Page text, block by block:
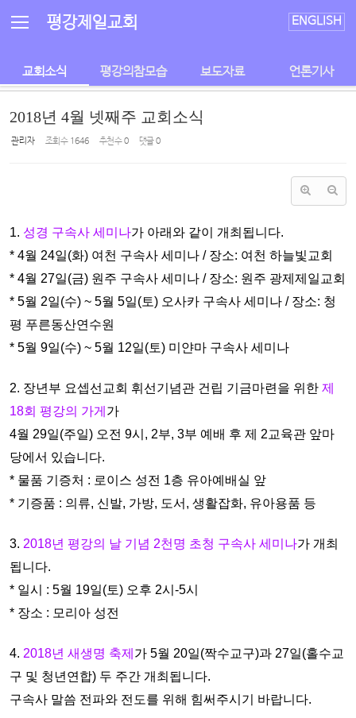
평강제일교회 ENGLISH
교회소식 평강의참모습 보도자료 언론기사
2018년 4월 넷째주 교회소식
관리자 조회 수 1646 추천 수0 댓글0
1. 성경 구속사 세미나가 아래와 같이 개최됩니다.
* 4월 24일(화) 여천 구속사 세미나 / 장소: 여천 하늘빛교회
* 4월 27일(금) 원주 구속사 세미나 / 장소: 원주 광제제일교회
* 5월 2일(수) ~ 5월 5일(토) 오사카 구속사 세미나 / 장소: 청
평 푸른동산연수원
* 5월 9일(수) ~ 5월 12일(토) 미얀마 구속사 세미나
2. 장년부 요셉선교회 휘선기념관 건립 기금마련을 위한 제
18회 평강의 가게 가
4월 29일(주일) 오전 9시, 2부, 3부 예배 후 제 2교육관 앞마
당에서 있습니다.
* 물품 기증처 : 로이스 성전 1층 유아예배실 앞
* 기증품 : 의류, 신발, 가방, 도서, 생활잡화, 유아용품 등
3. 2018년 평강의 날 기념 2천명 초청 구속사 세미나가 개최
됩니 다.
* 일시 : 5월 19일(토) 오후 2시-5시
* 장소 : 모리아 성전
4. 2018년 새생명 축제 가 5월 20일(짝수교구)과 27일(홀수교
구 및 청년연합) 두 주간 개최됩니다.
구속사 말씀 전파와 전도를 위해 힘써주시기 바랍니다.